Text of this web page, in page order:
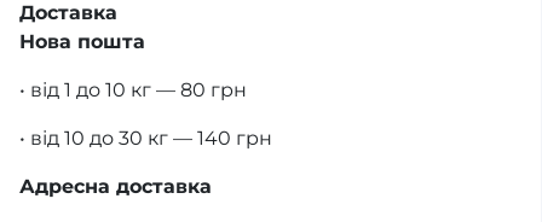
Доставка
Нова пошта
• від 1 до 10 кг — 80 грн
• від 10 до 30 кг — 140 грн
Адресна доставка